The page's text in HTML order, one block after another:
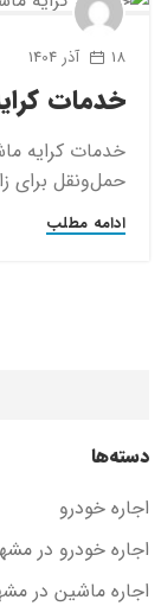
18 آذر 1404
خدمات
خدمات کرایه
حمل‌ونقل برای
ادامه مطلب
دسته‌ها
اجاره خودرو
اجاره خودرو در
اجاره ماشین در